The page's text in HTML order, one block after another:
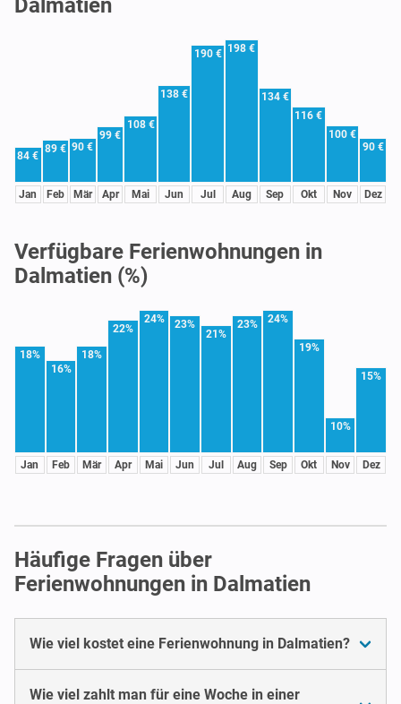
Dalmatien
84 €
Jan
89 €
Feb
90 €
Mär
99 €
Apr
108 €
Mai
138 €
Jun
190 €
Jul
198 €
Aug
134 €
Sep
116 €
Okt
100 €
Nov
90 €
Dez
Verfügbare Ferienwohnungen in
Dalmatien (%)
18%
Jan
16%
Feb
18%
Mär
22%
Apr
24%
Mai
23%
Jun
21%
Jul
23%
Aug
24%
Sep
19%
Okt
10%
Nov
15%
Dez
Häufige Fragen über
Ferienwohnungen in Dalmatien
Wie viel kostet eine Ferienwohnung in Dalmatien?
Wie viel zahlt man für eine Woche in einer